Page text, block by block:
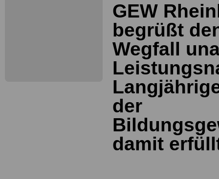
GEW
begrüßt
Wegfall
der
damit